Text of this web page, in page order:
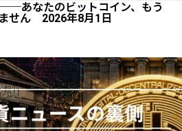
──あなたのビットコイン、もう
せん 2026年8月1日